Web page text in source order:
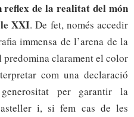
reflex de la realitat del món
XXI. De fet, només accedir
immensa de l’arena de la
predomina clarament el color
com una declaració
per garantir la
i, si fem cas de les